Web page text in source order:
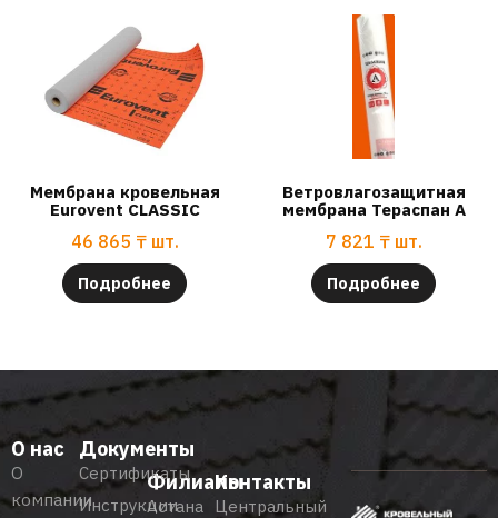
Мембрана кровельная
Eurovent CLASSIC
46 865 ₸ шт.
Подробнее
Ветровлагозащитная
мембрана Тераспан А
7 821 ₸ шт.
Подробнее
О нас
О
компании
Документы
Сертификаты
Инструкции
Филиалы
Астана
Контакты
Центральный